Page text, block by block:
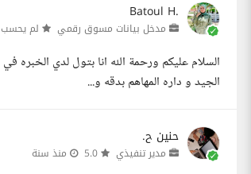
Batoul H.
مدخل بيانات مسوق رقمي لم يحسب
الجيد و داره المهاهم بدقه و...
حنين ح.
مدير تنفيذي منذ سنة